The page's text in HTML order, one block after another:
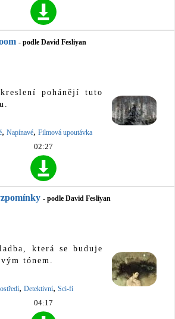
- podle David Fesliyan
pohánějí tuto
, Napínavé, Filmová upoutávka
02:27
- podle David Fesliyan
která se buduje
tónem.
, Detektivní, Sci-fi
04:17